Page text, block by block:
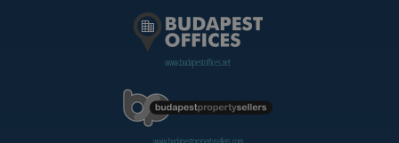
www.budapestoffices.net